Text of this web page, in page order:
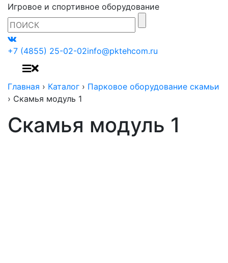
Игровое и спортивное оборудование
+7 (4855) 25-02-02info@pktehcom.ru
Главная › Каталог › Парковое оборудование скамьи
› Скамья модуль 1
Скамья модуль 1